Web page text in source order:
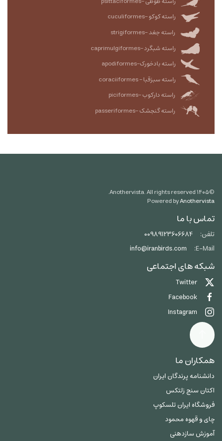
راسته کوکو -cuculiformes
راسته جغد -strigiformes
راسته شبگرد -caprimulgiformes
راسته بادخورک-apodiformes
راسته سبزقبا - coraciiformes
راسته دارکوب -piciformes
راسته گنجشک -passeriformes
©۱۴۰۵
Powered byAnothervista
تماس با ما
تلفن:
00989123606684
E-Mail:
info@iranbirds.com
شبکه های اجتماعی
Twitter
Facebook
Instagram
همکاران ما
دانشنامه پرندگان ایران
اکتان سنج زلتکس
فروشگاه ایران تلسکوپ
چای و قهوه محمود
آموزش سازدهنی